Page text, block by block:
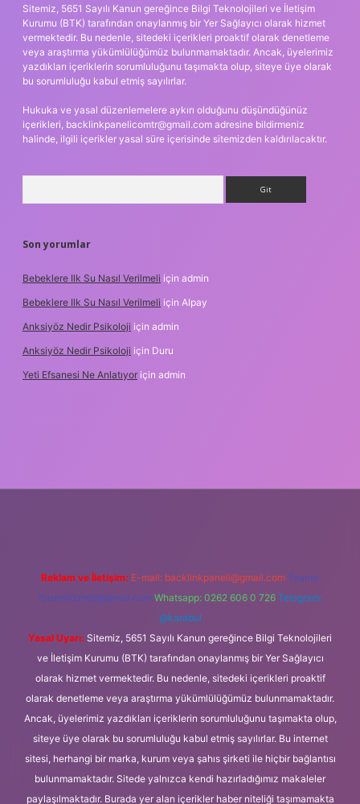
Sitemiz, 5651 Sayılı Kanun gereğince Bilgi Teknolojileri ve İletişim
Kurumu (BTK) tarafından onaylanmış bir Yer Sağlayıcı olarak hizmet
vermektedir. Bu nedenle, sitedeki içerikleri proaktif olarak denetleme
veya araştırma yükümlülüğümüz bulunmamaktadır. Ancak, üyelerimiz
yazdıkları içeriklerin sorumluluğunu taşımakta olup, siteye üye olarak
bu sorumluluğu kabul etmiş sayılırlar.
Hukuka ve yasal düzenlemelere aykırı olduğunu düşündüğünüz
içerikleri, backlinkpanelicomtr@gmail.com adresine bildirmeniz
halinde, ilgili içerikler yasal süre içerisinde sitemizden kaldırılacaktır.
Son yorumlar
Bebeklere Ilk Su Nasıl Verilmeli için admin
Bebeklere Ilk Su Nasıl Verilmeli için Alpay
Anksiyöz Nedir Psikoloji için admin
Anksiyöz Nedir Psikoloji için Duru
Yeti Efsanesi Ne Anlatıyor için admin
Reklam ve İletişim: E-mail: backlinkpaneli@gmail.com Teams:
forumhizmeti@gmail.com Whatsapp: 0262 606 0 726 Telegram:
@karabul
Yasal Uyarı: Sitemiz, 5651 Sayılı Kanun gereğince Bilgi Teknolojileri
ve İletişim Kurumu (BTK) tarafından onaylanmış bir Yer Sağlayıcı
olarak hizmet vermektedir. Bu nedenle, sitedeki içerikleri proaktif
olarak denetleme veya araştırma yükümlülüğümüz bulunmamaktadır.
Ancak, üyelerimiz yazdıkları içeriklerin sorumluluğunu taşımakta olup,
siteye üye olarak bu sorumluluğu kabul etmiş sayılırlar. Bu internet
sitesi, herhangi bir marka, kurum veya şahıs şirketi ile hiçbir bağlantısı
bulunmamaktadır. Sitede yalnızca kendi hazırladığımız makaleler
paylaşılmaktadır. Burada yer alan içerikler haber niteliği taşımamakta